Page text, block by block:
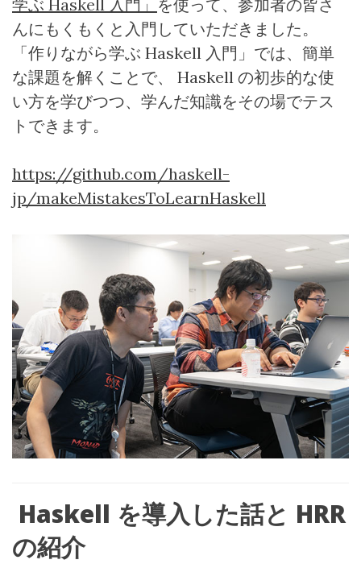
学ぶ Haskell 入門」 を使って、参加者の皆さ
んにもくもくと入門していただきました。
「作りながら学ぶ Haskell 入門」では、簡単
な課題を解くことで、
Haskell の初歩的な使
い方を学びつつ、学んだ知識をその場でテス
トできます。
https://github.com/haskell-
jp/makeMistakesToLearnHaskell
Haskell を導入した話と HRR
の紹介